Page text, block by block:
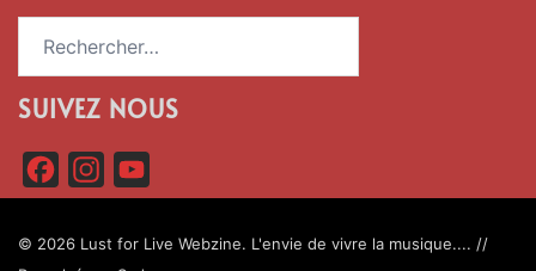
SUIVEZ NOUS
a
c
n
s
o
u
© 2026 Lust for Live Webzine. L'envie de vivre la musique.... //